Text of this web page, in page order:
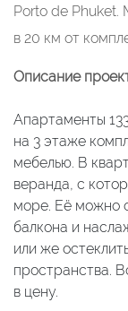
Porto de Phuket.
в 20 км от
Описание
Апартаменты
на 3 этаже
мебелью. В
веранда, с
море. Её можно
балкона и
или же
пространства.
в цену.